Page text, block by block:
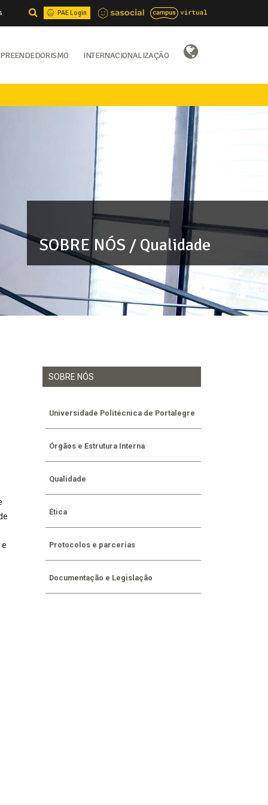
PAE Login
Internacionalização
SOBRE NÓS / Qualidade
SOBRE NÓS
Universidade Politécnica de Portalegre
Órgãos e Estrutura Interna
Qualidade
Ética
Protocolos e parcerias
Documentação e Legislação